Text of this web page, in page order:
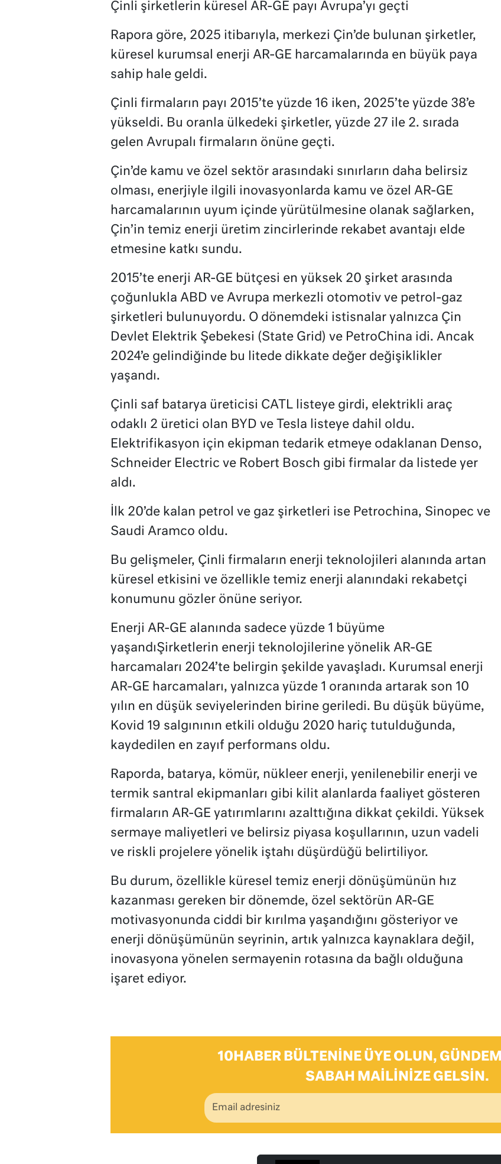
Çinli şirketlerin küresel AR-GE payı Avrupa’yı geçti
Rapora göre, 2025 itibarıyla, merkezi Çin’de bulunan şirketler,
küresel kurumsal enerji AR-GE harcamalarında en büyük paya
sahip hale geldi.
Çinli firmaların payı 2015’te yüzde 16 iken, 2025’te yüzde 38’e
yükseldi. Bu oranla ülkedeki şirketler, yüzde 27 ile 2. sırada
gelen Avrupalı firmaların önüne geçti.
Çin’de kamu ve özel sektör arasındaki sınırların daha belirsiz
olması, enerjiyle ilgili inovasyonlarda kamu ve özel AR-GE
harcamalarının uyum içinde yürütülmesine olanak sağlarken,
Çin’in temiz enerji üretim zincirlerinde rekabet avantajı elde
etmesine katkı sundu.
2015’te enerji AR-GE bütçesi en yüksek 20 şirket arasında
çoğunlukla ABD ve Avrupa merkezli otomotiv ve petrol-gaz
şirketleri bulunuyordu. O dönemdeki istisnalar yalnızca Çin
Devlet Elektrik Şebekesi (State Grid) ve PetroChina idi. Ancak
2024’e gelindiğinde bu litede dikkate değer değişiklikler
yaşandı.
Çinli saf batarya üreticisi CATL listeye girdi, elektrikli araç
odaklı 2 üretici olan BYD ve Tesla listeye dahil oldu.
Elektrifikasyon için ekipman tedarik etmeye odaklanan Denso,
Schneider Electric ve Robert Bosch gibi firmalar da listede yer
aldı.
İlk 20’de kalan petrol ve gaz şirketleri ise Petrochina, Sinopec ve
Saudi Aramco oldu.
Bu gelişmeler, Çinli firmaların enerji teknolojileri alanında artan
küresel etkisini ve özellikle temiz enerji alanındaki rekabetçi
konumunu gözler önüne seriyor.
Enerji AR-GE alanında sadece yüzde 1 büyüme
yaşandıŞirketlerin enerji teknolojilerine yönelik AR-GE
harcamaları 2024’te belirgin şekilde yavaşladı. Kurumsal enerji
AR-GE harcamaları, yalnızca yüzde 1 oranında artarak son 10
yılın en düşük seviyelerinden birine geriledi. Bu düşük büyüme,
Kovid 19 salgınının etkili olduğu 2020 hariç tutulduğunda,
kaydedilen en zayıf performans oldu.
Raporda, batarya, kömür, nükleer enerji, yenilenebilir enerji ve
termik santral ekipmanları gibi kilit alanlarda faaliyet gösteren
firmaların AR-GE yatırımlarını azalttığına dikkat çekildi. Yüksek
sermaye maliyetleri ve belirsiz piyasa koşullarının, uzun vadeli
ve riskli projelere yönelik iştahı düşürdüğü belirtiliyor.
Bu durum, özellikle küresel temiz enerji dönüşümünün hız
kazanması gereken bir dönemde, özel sektörün AR-GE
motivasyonunda ciddi bir kırılma yaşandığını gösteriyor ve
enerji dönüşümünün seyrinin, artık yalnızca kaynaklara değil,
inovasyona yönelen sermayenin rotasına da bağlı olduğuna
işaret ediyor.
10HABER BÜLTENINE ÜYE OLUN,
SABAH MAILINIZE GELSIN.